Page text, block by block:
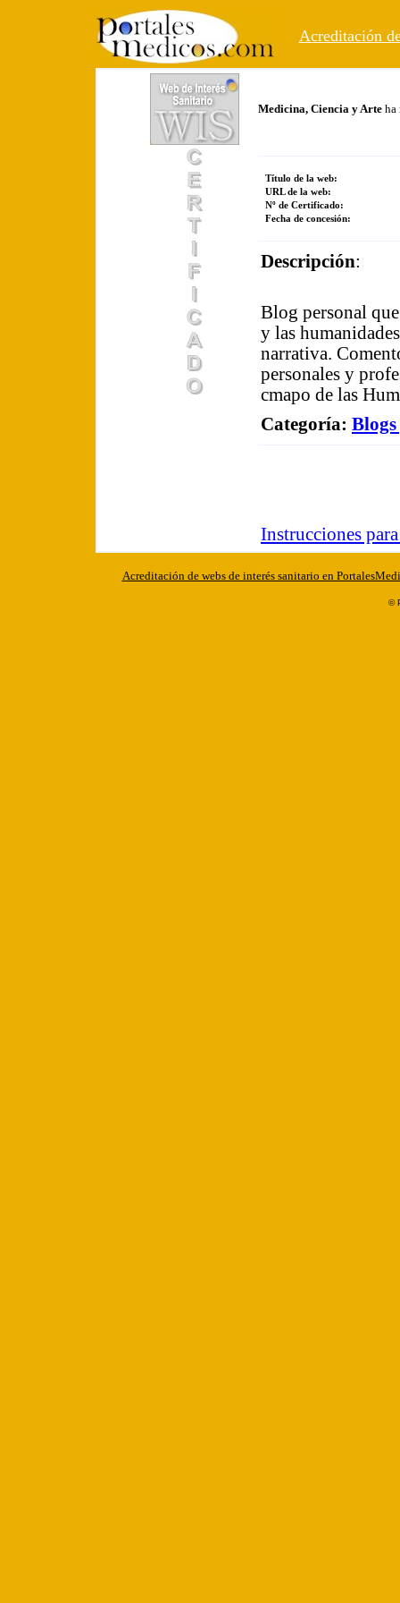
Acreditación
Medicina, Ciencia y Arte ha
Título de la web:
URL de la web:
Nº de Certificado:
Fecha de concesión:
Descripción:
Blog personal
y las
narrativa.
personales y
cmapo de las
Categoría: Blogs
Instrucciones
Acreditación de webs de interés sanitario en
©